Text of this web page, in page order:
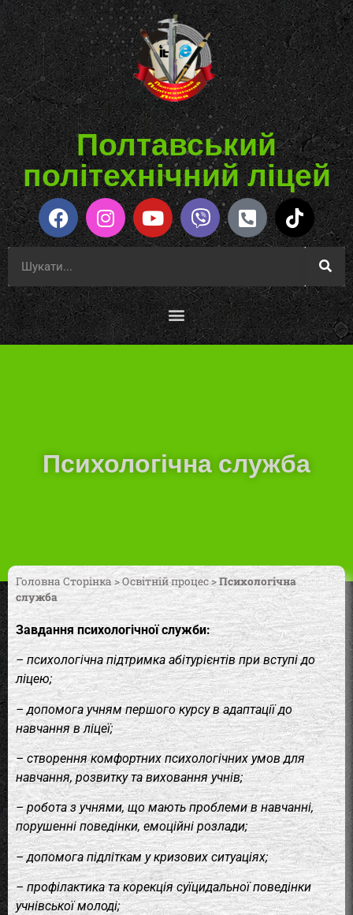
Полтавський
політехнічний ліцей
Психологічна служба
Головна Сторінка >Освітній процес>Психологічна
служба
Завдання психологічної служби:
– психологічна підтримка абітурієнтів при вступі до
ліцею;
– допомога учням першого курсу в адаптації до
навчання в ліцеї;
– створення комфортних психологічних умов для
навчання, розвитку та виховання учнів;
– робота з учнями, що мають проблеми в навчанні,
порушенні поведінки, емоційні розлади;
– допомога підліткам у кризових ситуаціях;
– профілактика та корекція суїцидальної поведінки
учнівської молоді;